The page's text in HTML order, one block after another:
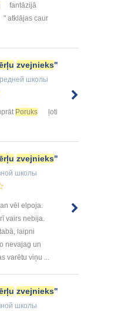
fantāzijā
" atklājas caur
zvejnieks"
школы
Poruks
ļoti
zvejnieks"
школы
vēl elpoja.
vairs nebija.
laipni
nevajag un
varētu viņu ...
zvejnieks"
школы